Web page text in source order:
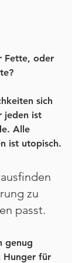
Fette, oder
sich
jeden ist
Alle
ist utopisch.
zu
passt.
genug
Hunger für